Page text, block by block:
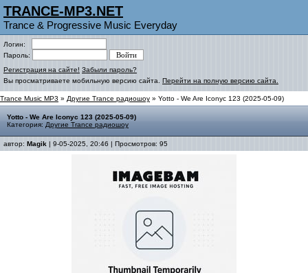
TRANCE-MP3.NET
Trance & Progressive Music Everyday
Логин:
Пароль:
Регистрация на сайте! Забыли пароль?
Вы просматриваете мобильную версию сайта. Перейти на полную версию сайта.
Trance Music MP3 » Другие Trance радиошоу » Yotto - We Are Iconyc 123 (2025-05-09)
Yotto - We Are Iconyc 123 (2025-05-09)
Категория: Другие Trance радиошоу
автор: Magik | 9-05-2025, 20:46 | Просмотров: 95